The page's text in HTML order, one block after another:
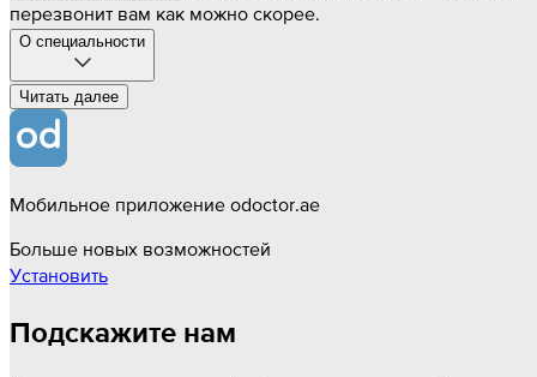
перезвонит вам как можно скорее.
О специальности
Читать далee
Мобильное приложение odoctor.ae
Больше новых возможностей
Установить
Подскажите нам